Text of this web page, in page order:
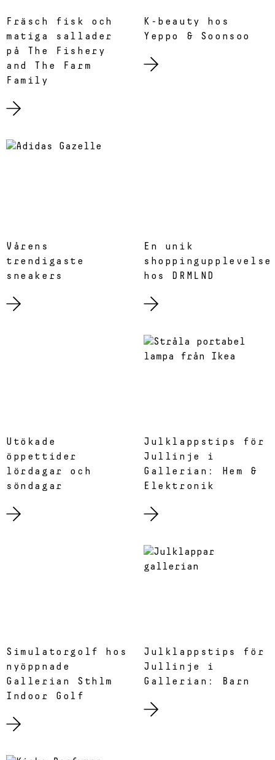
Fräsch fisk och
matiga sallader
på The Fishery
and The Farm
Family
K-beauty hos
Yeppo & Soonsoo
Vårens
trendigaste
sneakers
En unik
shoppingupplevelse
hos DRMLND
Utökade
öppettider
lördagar och
söndagar
Julklappstips för
Jullinje i
Gallerian: Hem &
Elektronik
Simulatorgolf hos
nyöppnade
Gallerian Sthlm
Indoor Golf
Julklappstips för
Jullinje i
Gallerian: Barn